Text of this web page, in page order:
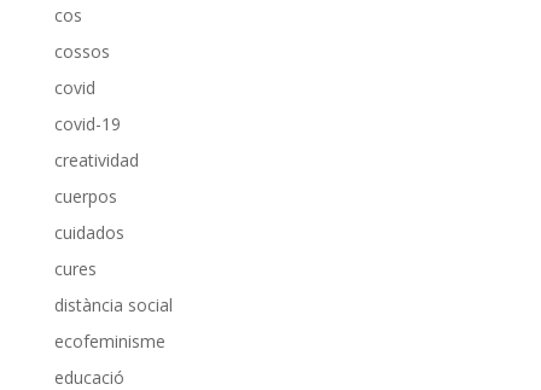
cos
cossos
covid
covid-19
creatividad
cuerpos
cuidados
cures
distància social
ecofeminisme
educació